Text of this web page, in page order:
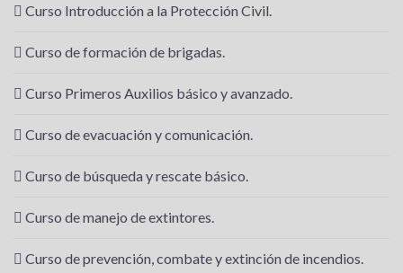
Curso Introducción a la Protección Civil.
Curso de formación de brigadas.
Curso Primeros Auxilios básico y avanzado.
Curso de evacuación y comunicación.
Curso de búsqueda y rescate básico.
Curso de manejo de extintores.
Curso de prevención, combate y extinción de incendios.